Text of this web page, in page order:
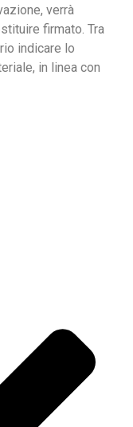
verrà
firmato. Tra
indicare lo
in linea con